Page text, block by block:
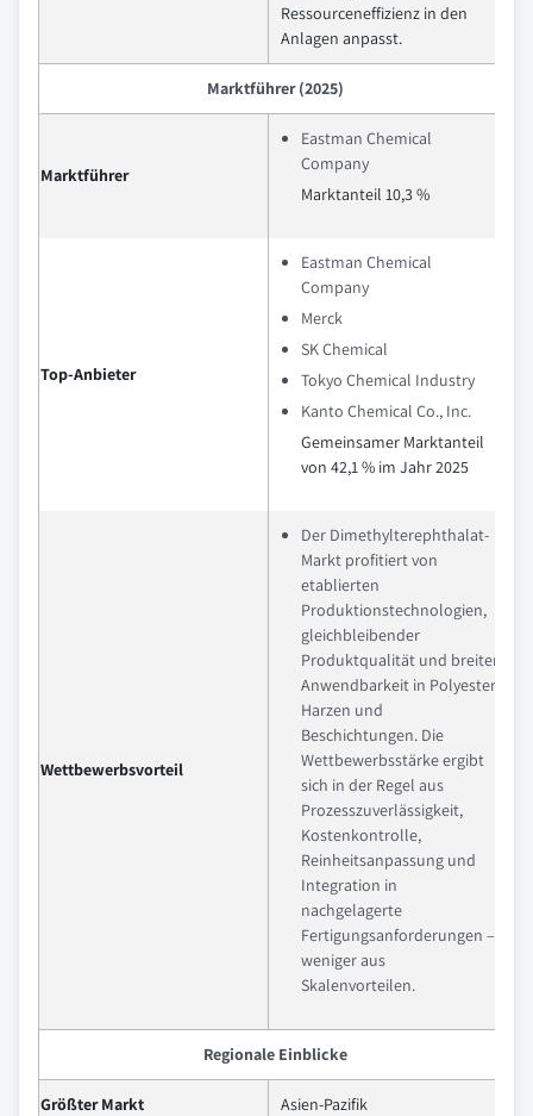
Ressourceneffizienz in den
Anlagen anpasst.
Marktführer (2025)
Marktführer
Eastman Chemical
Company
Marktanteil 10,3 %
Top-Anbieter
Eastman Chemical
Company
Merck
SK Chemical
Tokyo Chemical Industry
Kanto Chemical Co., Inc.
Gemeinsamer Marktanteil
von 42,1 % im Jahr 2025
Wettbewerbsvorteil
Der Dimethylterephthalat-
Markt profitiert von
etablierten
Produktionstechnologien,
gleichbleibender
Produktqualität und breiter
Anwendbarkeit in Polyester,
Harzen und
Beschichtungen. Die
Wettbewerbsstärke ergibt
sich in der Regel aus
Prozesszuverlässigkeit,
Kostenkontrolle,
Reinheitsanpassung und
Integration in
nachgelagerte
Fertigungsanforderungen –
weniger aus
Skalenvorteilen.
Regionale Einblicke
Größter Markt Asien-Pazifik